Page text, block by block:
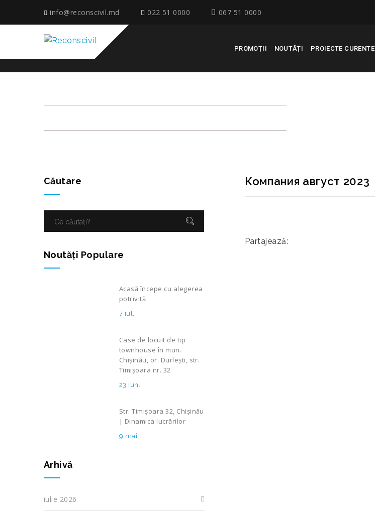
info@reconscivil.md 022 51 0000 067 51 0000
PROMOȚII NOUTĂȚI PROIECTE CURENTE
Căutare
Noutăţi Populare
Acasă începe cu alegerea
potrivită
7 iul.
Case de locuit de tip
townhouse în mun.
Chișinău, or. Durlești, str.
Timișoara nr. 32
23 iun.
Str. Timișoara 32, Chișinău
| Dinamica lucrărilor
9 mai
Arhivă
iulie 2026
Компания август 2023
Partajează: